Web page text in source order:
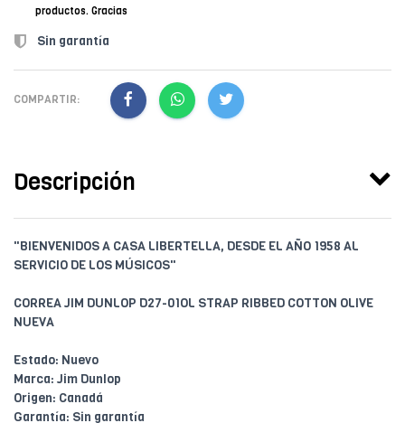
productos. Gracias
Sin garantía
COMPARTIR:
Descripción
"BIENVENIDOS A CASA LIBERTELLA, DESDE EL AÑO 1958 AL
SERVICIO DE LOS MÚSICOS"
CORREA JIM DUNLOP D27-01OL STRAP RIBBED COTTON OLIVE
NUEVA
Estado: Nuevo
Marca: Jim Dunlop
Origen: Canadá
Garantía: Sin garantía